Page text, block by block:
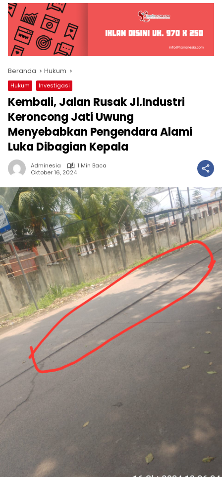
Beranda Hukum
Hukum Investigasi
Kembali, Jalan Rusak Jl.Industri
Keroncong Jati Uwung
Menyebabkan Pengendara Alami
Luka Dibagian Kepala
Adminesia
1 Min Baca
Oktober 16, 2024